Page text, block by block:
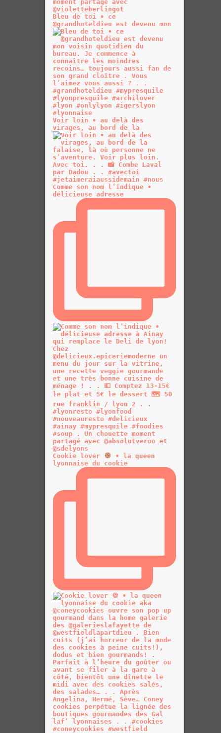
Bleu de toi • ce
@grandhoteldieu est devenu mon
Voir loin • au delà des
virages, au bord de la
Comme son nom l’indique •
délicieuse adresse
Cookie lover
• la queen
lyonnaise du cookie